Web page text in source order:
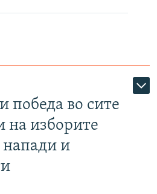
победа во сите
на изборите
напади и